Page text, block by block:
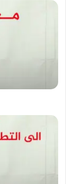
معيار
من
الزوجات